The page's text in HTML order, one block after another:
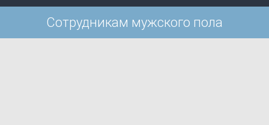
Сотрудникам мужского пола